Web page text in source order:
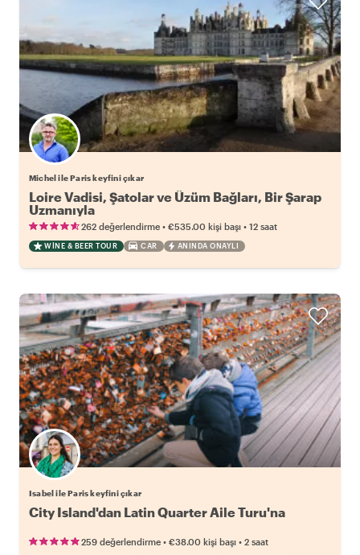
Michel ile Paris keyfini çıkar
Loire Vadisi, Şatolar ve Üzüm Bağları, Bir Şarap
Uzmanıyla
262 değerlendirme • €535.00 kişi başı • 12 saat
WINE & BEER TOUR CAR ANINDA ONAYLI
Isabel ile Paris keyfini çıkar
City Island'dan Latin Quarter Aile Turu'na
259 değerlendirme • €38.00 kişi başı • 2 saat